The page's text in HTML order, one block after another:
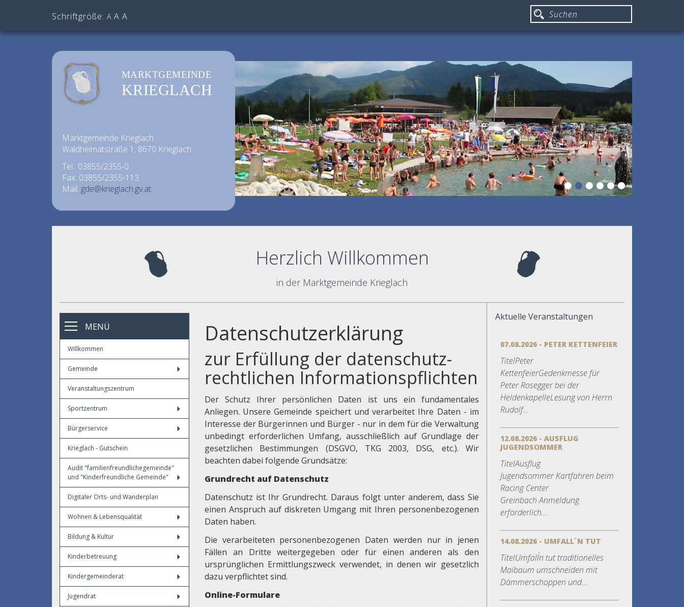
Schriftgröße: A A A
MARKTGEMEINDE
KRIEGLACH
Marktgemeinde Krieglach
Waldheimatstraße 1, 8670 Krieglach
Tel.: 03855/2355-0
Fax: 03855/2355-113
Mail: gde@krieglach.gv.at
Herzlich Willkommen
in der Marktgemeinde Krieglach
MENÜ
Willkommen
Gemeinde
Veranstaltungszentrum
Sportzentrum
Bürgerservice
Krieglach - Gutschein
Audit "familienfreundlichegemeinde"
und "Kinderfreundliche Gemeinde"
Digitaler Orts- und Wanderplan
Wohnen & Lebensqualität
Bildung & Kultur
Kinderbetreuung
Kindergemeinderat
Jugendrat
Datenschutzerklärung
zur Erfüllung der datenschutz-
rechtlichen Informationspflichten
Der Schutz Ihrer persönlichen Daten ist uns ein fundamentales
Anliegen. Unsere Gemeinde speichert und verarbeitet Ihre Daten - im
Interesse der Bürgerinnen und Bürger - nur in dem für die Verwaltung
unbedingt erforderlichen Umfang, ausschließlich auf Grundlage der
gesetzlichen Bestimmungen (DSGVO, TKG 2003, DSG, etc.). Wir
beachten dabei folgende Grundsätze:
Grundrecht auf Datenschutz
Datenschutz ist Ihr Grundrecht. Daraus folgt unter anderem, dass Sie
einen Anspruch auf diskreten Umgang mit Ihren personenbezogenen
Daten haben.
Die verarbeiteten personenbezogenen Daten werden nur in jenen
Fällen an Dritte weitergegeben oder für einen anderen als den
ursprünglichen Ermittlungszweck verwendet, in denen wir gesetzlich
dazu verpflichtet sind.
Online-Formulare
Aktuelle Veranstaltungen
07.08.2026 - PETER KETTENFEIER
TitelPeter
KettenfeierGedenkmesse für
Peter Rosegger bei der
HeldenkapelleLesung von Herrn
Rudolf...
12.08.2026 - AUSFLUG
JUGENDSOMMER
TitelAusflug
Jugendsommer Kartfahren beim
Racing Center
Greinbach Anmeldung
erforderlich...
14.08.2026 - UMFALL´N TUT
TitelUmfall´n tut traditionelles
Maibaum umschneiden mit
Dämmerschoppen und...